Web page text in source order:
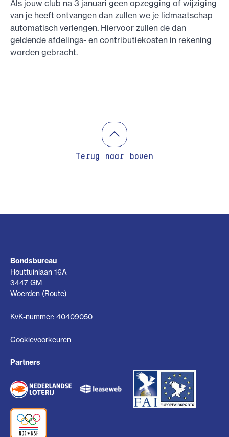
Als jouw club na 3 januari geen opzegging of wijziging
van je heeft ontvangen dan zullen we je lidmaatschap
automatisch verlengen. Hiervoor zullen de dan
geldende afdelings- en contributiekosten in rekening
worden gebracht.
Terug naar boven
Bondsbureau
Houttuinlaan 16A
3447 GM
Woerden (Route)
KvK-nummer: 40409050
Cookievoorkeuren
Partners